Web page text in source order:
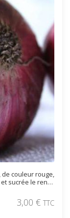
couleur rouge,
sucrée le rend
3,00 € TTC